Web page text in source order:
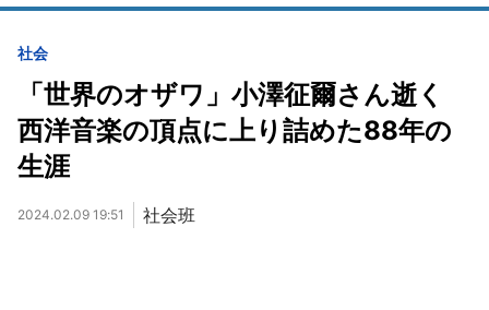
社会
「世界のオザワ」小澤征爾さん逝く
西洋音楽の頂点に上り詰めた88年の
生涯
2024.02.09 19:51 社会班